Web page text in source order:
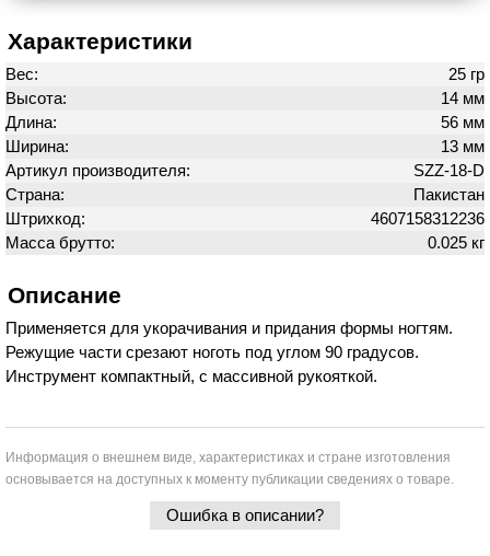
Характеристики
Вес:
25 гр
Высота:
14 мм
Длина:
56 мм
Ширина:
13 мм
Артикул производителя:
SZZ-18-D
Страна:
Пакистан
Штрихкод:
4607158312236
Масса брутто:
0.025 кг
Описание
Применяется для укорачивания и придания формы ногтям.
Режущие части срезают ноготь под углом 90 градусов.
Инструмент компактный, с массивной рукояткой.
Информация о внешнем виде, характеристиках и стране изготовления
основывается на доступных к моменту публикации сведениях о товаре.
Ошибка в описании?